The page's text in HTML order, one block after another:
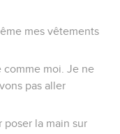
mes vêtements
comme moi. Je ne
pas aller
poser la main sur